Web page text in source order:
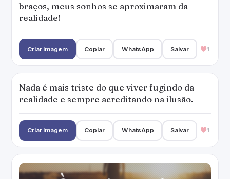
braços, meus sonhos se aproximaram da
realidade!
Criar imagem Copiar WhatsApp Salvar 1
Nada é mais triste do que viver fugindo da
realidade e sempre acreditando na ilusão.
Criar imagem Copiar WhatsApp Salvar 1